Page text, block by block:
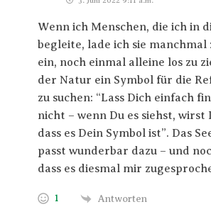
Wenn ich Menschen, die ich in
begleite, lade ich sie manchmal
ein, noch einmal alleine los zu
der Natur ein Symbol für die
zu suchen: “Lass Dich einfach
nicht – wenn Du es siehst, wirst
dass es Dein Symbol ist”. Das
passt wunderbar dazu – und
dass es diesmal mir
1 Antworten